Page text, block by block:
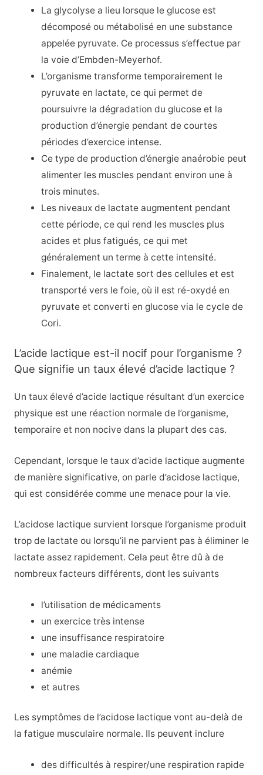
La glycolyse a lieu lorsque le glucose est
décomposé ou métabolisé en une substance
appelée pyruvate. Ce processus s’effectue par
la voie d’Embden-Meyerhof.
L’organisme transforme temporairement le
pyruvate en lactate, ce qui permet de
poursuivre la dégradation du glucose et la
production d’énergie pendant de courtes
périodes d’exercice intense.
Ce type de production d’énergie anaérobie peut
alimenter les muscles pendant environ une à
trois minutes.
Les niveaux de lactate augmentent pendant
cette période, ce qui rend les muscles plus
acides et plus fatigués, ce qui met
généralement un terme à cette intensité.
Finalement, le lactate sort des cellules et est
transporté vers le foie, où il est ré-oxydé en
pyruvate et converti en glucose via le cycle de
Cori.
L’acide lactique est-il nocif pour l’organisme ?
Que signifie un taux élevé d’acide lactique ?
Un taux élevé d’acide lactique résultant d’un exercice
physique est une réaction normale de l’organisme,
temporaire et non nocive dans la plupart des cas.
Cependant, lorsque le taux d’acide lactique augmente
de manière significative, on parle d’acidose lactique,
qui est considérée comme une menace pour la vie.
L’acidose lactique survient lorsque l’organisme produit
trop de lactate ou lorsqu’il ne parvient pas à éliminer le
lactate assez rapidement. Cela peut être dû à de
nombreux facteurs différents, dont les suivants
l’utilisation de médicaments
un exercice très intense
une insuffisance respiratoire
une maladie cardiaque
anémie
et autres
Les symptômes de l’acidose lactique vont au-delà de
la fatigue musculaire normale. Ils peuvent inclure
des difficultés à respirer/une respiration rapide